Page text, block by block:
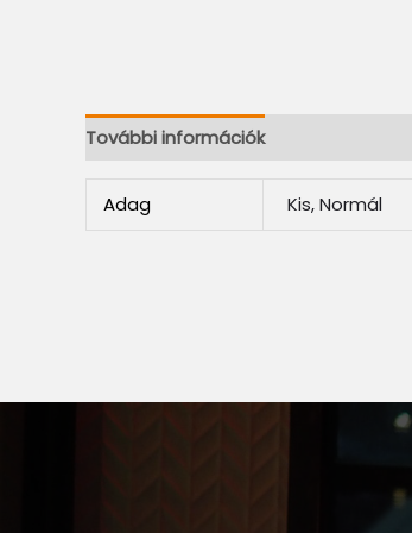
További információk
Adag Kis, Normál